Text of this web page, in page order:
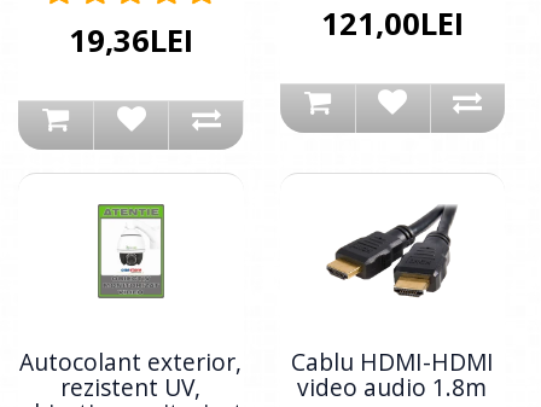
19,36LEI 121,00LEI
Autocolant exterior,
rezistent UV,
Cablu HDMI-HDMI
video audio 1.8m